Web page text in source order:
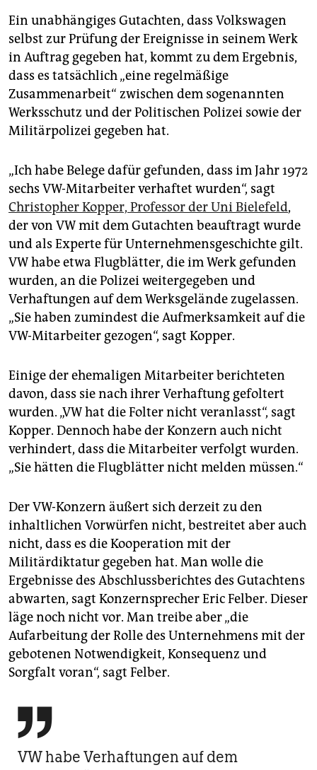
Ein unabhängiges Gutachten, dass Volkswagen
selbst zur Prüfung der Ereignisse in seinem Werk
in Auftrag gegeben hat, kommt zu dem Ergebnis,
dass es tatsächlich „eine regelmäßige
Zusammenarbeit“ zwischen dem sogenannten
Werksschutz und der Politischen Polizei sowie der
Militärpolizei gegeben hat.
„Ich habe Belege dafür gefunden, dass im Jahr 1972
sechs VW-Mitarbeiter verhaftet wurden“, sagt
Christopher Kopper, Professor der Uni Bielefeld,
der von VW mit dem Gutachten beauftragt wurde
und als Experte für Unternehmensgeschichte gilt.
VW habe etwa Flugblätter, die im Werk gefunden
wurden, an die Polizei weitergegeben und
Verhaftungen auf dem Werksgelände zugelassen.
„Sie haben zumindest die Aufmerksamkeit auf die
VW-Mitarbeiter gezogen“, sagt Kopper.
Einige der ehemaligen Mitarbeiter berichteten
davon, dass sie nach ihrer Verhaftung gefoltert
wurden. „VW hat die Folter nicht veranlasst“, sagt
Kopper. Dennoch habe der Konzern auch nicht
verhindert, dass die Mitarbeiter verfolgt wurden.
„Sie hätten die Flugblätter nicht melden müssen.“
Der VW-Konzern äußert sich derzeit zu den
inhaltlichen Vorwürfen nicht, bestreitet aber auch
nicht, dass es die Kooperation mit der
Militärdiktatur gegeben hat. Man wolle die
Ergebnisse des Abschlussberichtes des Gutachtens
abwarten, sagt Konzernsprecher Eric Felber. Dieser
läge noch nicht vor. Man treibe aber „die
Aufarbeitung der Rolle des Unternehmens mit der
gebotenen Notwendigkeit, Konsequenz und
Sorgfalt voran“, sagt Felber.

VW habe Verhaftungen auf dem